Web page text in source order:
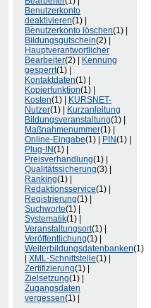
Benutzerkonto
deaktivieren(1) |
Benutzerkonto löschen(1) |
Bildungsgutschein(2) |
Hauptverantwortlicher
Bearbeiter(2) |
Kennung
gesperrt(1) |
Kontaktdaten(1) |
Kopierfunktion(1) |
Kosten(1) |
KURSNET-
Nutzer(1) |
Kurzanleitung
Bildungsveranstaltung(1) |
Maßnahmenummer(1) |
Online-Eingabe(1) | PIN(1) |
Plug-IN(1) |
Preisverhandlung(1) |
Qualitätssicherung(3) |
Ranking(1) |
Redaktionsservice(1) |
Registrierung(1) |
Suchworte(1) |
Systematik(1) |
Veranstaltungsort(1) |
Veröffentlichung(1) |
Weiterbildungsdatenbanken(1)
XML-Schnittstelle(1) |
Zertifizierung(1) |
Zielsetzung(1) |
Zugangsdaten
vergessen(1) |